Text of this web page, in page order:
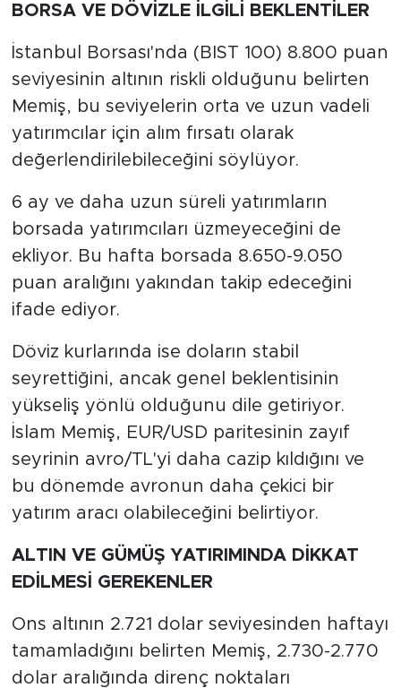
BORSA VE DÖVİZLE İLGİLİ BEKLENTİLER
İstanbul Borsası'nda (BIST 100) 8.800 puan
seviyesinin altının riskli olduğunu belirten
Memiş, bu seviyelerin orta ve uzun vadeli
yatırımcılar için alım fırsatı olarak
değerlendirilebileceğini söylüyor.
6 ay ve daha uzun süreli yatırımların
borsada yatırımcıları üzmeyeceğini de
ekliyor. Bu hafta borsada 8.650-9.050
puan aralığını yakından takip edeceğini
ifade ediyor.
Döviz kurlarında ise doların stabil
seyrettiğini, ancak genel beklentisinin
yükseliş yönlü olduğunu dile getiriyor.
İslam Memiş, EUR/USD paritesinin zayıf
seyrinin avro/TL'yi daha cazip kıldığını ve
bu dönemde avronun daha çekici bir
yatırım aracı olabileceğini belirtiyor.
ALTIN VE GÜMÜŞ YATIRIMINDA DİKKAT
EDİLMESİ GEREKENLER
Ons altının 2.721 dolar seviyesinden haftayı
tamamladığını belirten Memiş, 2.730-2.770
dolar aralığında direnç noktaları